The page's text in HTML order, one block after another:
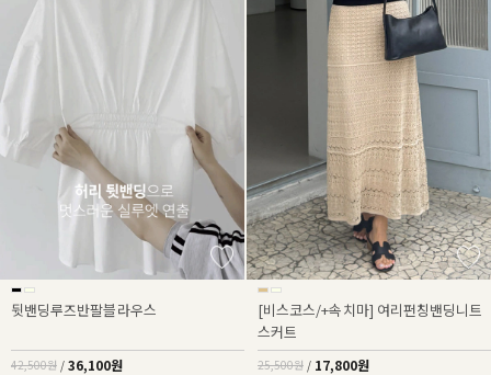
뒷밴딩루즈반팔블라우스
42,500원 / 36,100원
[비스코스/+속치마] 여리펀칭밴딩니트
스커트
25,500원 / 17,800원